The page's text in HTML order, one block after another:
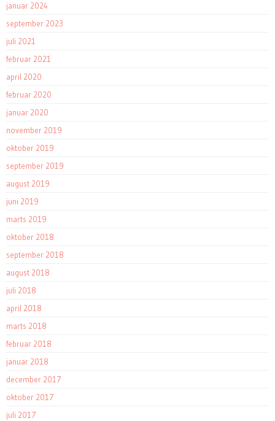
januar 2024
september 2023
juli 2021
februar 2021
april 2020
februar 2020
januar 2020
november 2019
oktober 2019
september 2019
august 2019
juni 2019
marts 2019
oktober 2018
september 2018
august 2018
juli 2018
april 2018
marts 2018
februar 2018
januar 2018
december 2017
oktober 2017
juli 2017